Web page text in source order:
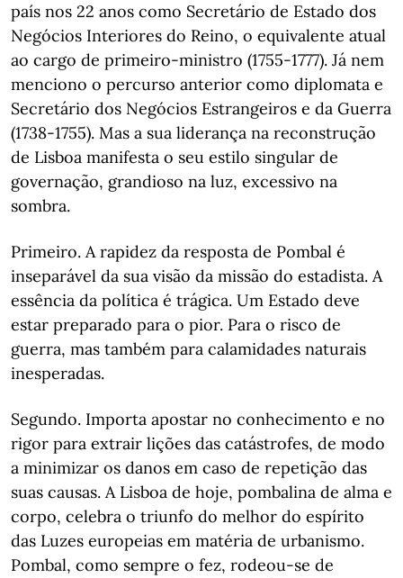
país nos 22 anos como Secretário de Estado dos
Negócios Interiores do Reino, o equivalente atual
ao cargo de primeiro-ministro (1755-1777). Já nem
menciono o percurso anterior como diplomata e
Secretário dos Negócios Estrangeiros e da Guerra
(1738-1755). Mas a sua liderança na reconstrução
de Lisboa manifesta o seu estilo singular de
governação, grandioso na luz, excessivo na
sombra.
Primeiro. A rapidez da resposta de Pombal é
inseparável da sua visão da missão do estadista. A
essência da política é trágica. Um Estado deve
estar preparado para o pior. Para o risco de
guerra, mas também para calamidades naturais
inesperadas.
Segundo. Importa apostar no conhecimento e no
rigor para extrair lições das catástrofes, de modo
a minimizar os danos em caso de repetição das
suas causas. A Lisboa de hoje, pombalina de alma e
corpo, celebra o triunfo do melhor do espírito
das Luzes europeias em matéria de urbanismo.
Pombal, como sempre o fez, rodeou-se de